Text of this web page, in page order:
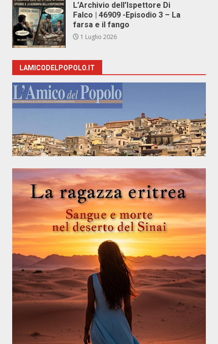
L’Archivio dell’Ispettore Di
Falco | 46909 -Episodio 3 – La
farsa e il fango
1 Luglio 2026
LAMICODELPOPOLO.IT